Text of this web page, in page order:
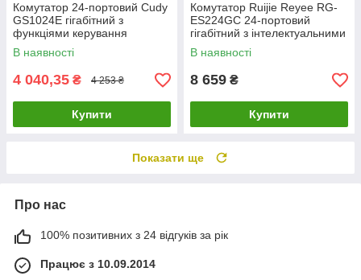
Комутатор 24-портовий Cudy
GS1024E гігабітний з
функціями керування
В наявності
4 040,35 ₴ 4 253 ₴
Купити
Комутатор Ruijie Reyee RG-
ES224GC 24-портовий
гігабітний з інтелектуальними
функціями
В наявності
8 659 ₴
Купити
Показати ще
Про нас
100% позитивних з 24 відгуків за рік
Працює з 10.09.2014